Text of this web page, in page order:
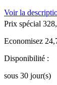
Voir la
Prix spécial
Economisez
Disponibilité :
sous 30 jour(s)